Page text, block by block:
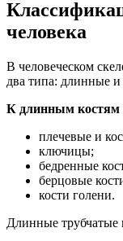
человека
В человеческом
два типа: длинные и
К длинным костям
плечевые и
ключицы;
бедренные
берцовые
кости голени.
Длинные трубчатые